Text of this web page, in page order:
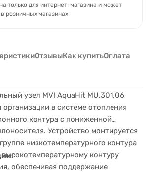
только для интернет-магазина и может
розничных магазинах
ОтзывыКак купитьОплата
узел MVI AquaHit MU.301.06
организации в системе отопления
контура с пониженной
Устройство монтируется
низкотемпературного контура
контуру
обеспечивая поддержание